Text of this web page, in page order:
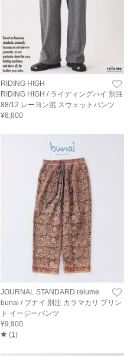
RIDING HIGH
RIDING HIGH / ライディングハイ 別注
88/12 レーヨン混 スウェットパンツ
¥8,800
JOURNAL STANDARD relume
bunai / ブナイ 別注 カラマカリ プリン
ト イージーパンツ
¥9,900
(1 )